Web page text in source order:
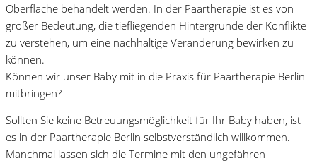
Oberfläche behandelt werden. In der Paartherapie ist es von
großer Bedeutung, die tiefliegenden Hintergründe der Konflikte
zu verstehen, um eine nachhaltige Veränderung bewirken zu
können.
Können wir unser Baby mit in die Praxis für Paartherapie Berlin
mitbringen?
Sollten Sie keine Betreuungsmöglichkeit für Ihr Baby haben, ist
es in der Paartherapie Berlin selbstverständlich willkommen.
Manchmal lassen sich die Termine mit den ungefähren